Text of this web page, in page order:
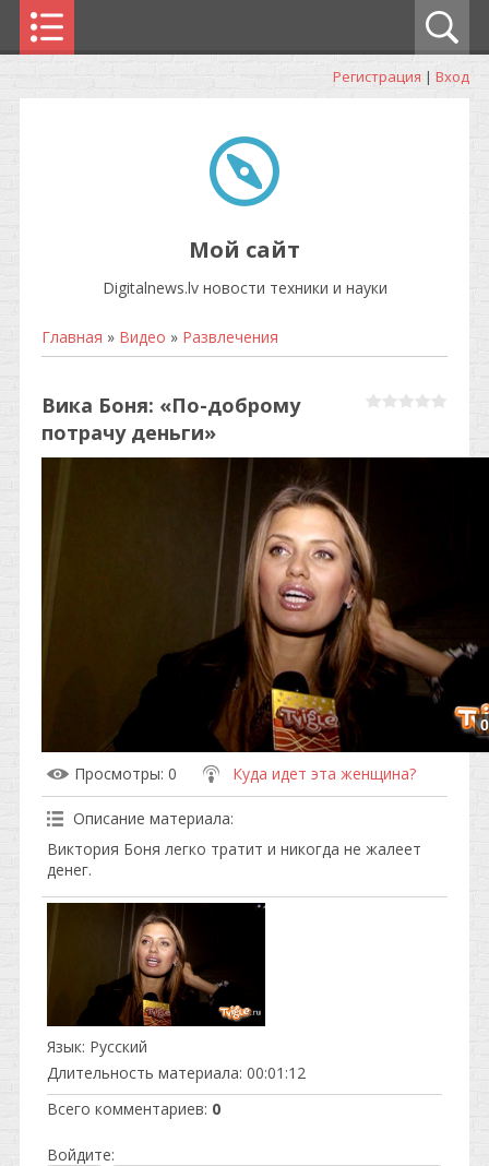
Регистрация | Вход
Мой сайт
Digitalnews.lv новости техники и науки
Главная » Видео » Развлечения
Вика Боня: «По-доброму
потрачу деньги»
Просмотры: 0 Куда идет эта женщина?
Описание материала:
Виктория Боня легко тратит и никогда не жалеет
денег.
Язык: Русский
Длительность материала: 00:01:12
Всего комментариев: 0
Войдите: